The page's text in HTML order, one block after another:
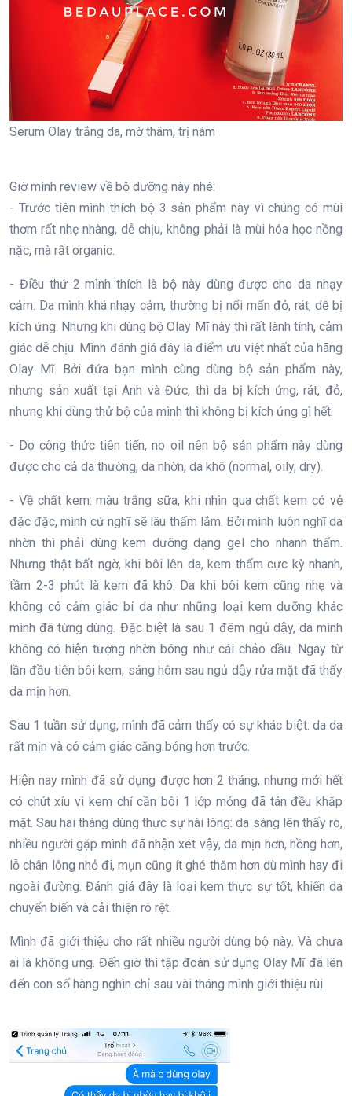
Serum Olay trắng da, mờ thâm, trị nám
Giờ mình review về bộ dưỡng này nhé:
- Trước tiên mình thích bộ 3 sản phẩm này vì chúng có mùi
thơm rất nhẹ nhàng, dễ chịu, không phải là mùi hóa học nồng
nặc, mà rất organic.
- Điều thứ 2 mình thích là bộ này dùng được cho da nhạy
cảm. Da mình khá nhạy cảm, thường bị nổi mẩn đỏ, rát, dễ bị
kích ứng. Nhưng khi dùng bộ Olay Mĩ này thì rất lành tính, cảm
giác dễ chịu. Mình đánh giá đây là điểm ưu việt nhất của hãng
Olay Mĩ. Bởi đứa bạn mình cùng dùng bộ sản phẩm này,
nhưng sản xuất tại Anh và Đức, thì da bị kích ứng, rát, đỏ,
nhưng khi dùng thử bộ của mình thì không bị kích ứng gì hết.
- Do công thức tiên tiến, no oil nên bộ sản phẩm này dùng
được cho cả da thường, da nhờn, da khô (normal, oily, dry).
- Về chất kem: màu trắng sữa, khi nhìn qua chất kem có vẻ
đặc đặc, mình cứ nghĩ sẽ lâu thấm lắm. Bởi mình luôn nghĩ da
nhờn thì phải dùng kem dưỡng dạng gel cho nhanh thấm.
Nhưng thật bất ngờ, khi bôi lên da, kem thấm cực kỳ nhanh,
tầm 2-3 phút là kem đã khô. Da khi bôi kem cũng nhẹ và
không có cảm giác bí da như những loại kem dưỡng khác
mình đã từng dùng. Đặc biệt là sau 1 đêm ngủ dậy, da mình
không có hiện tượng nhờn bóng như cái chảo dầu. Ngay từ
lần đầu tiên bôi kem, sáng hôm sau ngủ dậy rửa mặt đã thấy
da mịn hơn.
Sau 1 tuần sử dụng, mình đã cảm thấy có sự khác biệt: da da
rất mịn và có cảm giác căng bóng hơn trước.
Hiện nay mình đã sử dụng được hơn 2 tháng, nhưng mới hết
có chút xíu vì kem chỉ cần bôi 1 lớp mỏng đã tán đều khắp
mặt. Sau hai tháng dùng thực sự hài lòng: da sáng lên thấy rõ,
nhiều người gặp mình đã nhận xét vậy, da mịn hơn, hồng hơn,
lỗ chân lông nhỏ đi, mụn cũng ít ghé thăm hơn dù mình hay đi
ngoài đường. Đánh giá đây là loại kem thực sự tốt, khiến da
chuyển biến và cải thiện rõ rệt.
Mình đã giới thiệu cho rất nhiều người dùng bộ này. Và chưa
ai là không ưng. Đến giờ thì tập đoàn sử dụng Olay Mĩ đã lên
đến con số hàng nghìn chỉ sau vài tháng mình giới thiệu rùi.